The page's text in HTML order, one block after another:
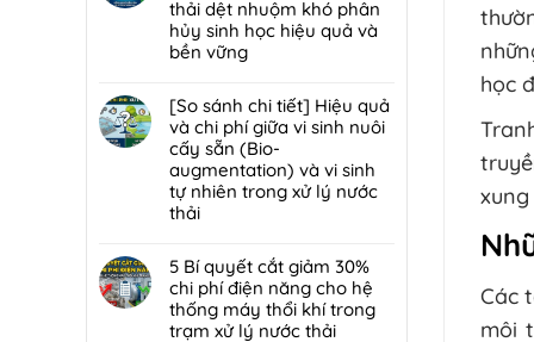
phá
bền
vững
rác
hiệu
quả,
chuẩn
2026
khung
bản
hay
bùn
ly
tâm
tối
ưu
hơn
nhà
máy
quy
mô
phổ
biến
khiến
đốt
rác
nhanh
hỏng
và
cách
bảo
định
kỳ
từ
chuyên
ở
[Chia
sẻ]
lược
tái
sử
dụng
80%
nước
sau
xử
lý:
Giải
thải dệt nhuộm khó phân
hủy sinh học hiệu quả và
bền vững
có
bình
luận
ở
[Chia
sẻ]
Ứng
công
nghệ
điện
hóa
[So sánh chi tiết] Hiệu quả
và chi phí giữa vi sinh nuôi
cấy sẵn (Bio-
augmentation) và vi sinh
tự nhiên trong xử lý nước
thải
có
bình
luận
ở
5 Bí quyết cắt giảm 30%
chi phí điện năng cho hệ
thống máy thổi khí trong
trạm xử lý nước thải
học
xung
Các
môi